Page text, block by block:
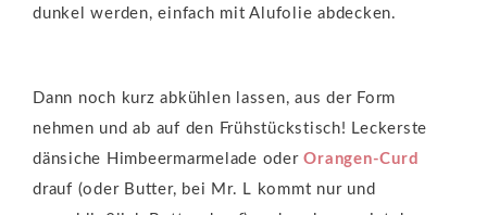
dunkel werden, einfach mit Alufolie abdecken.
Dann noch kurz abkühlen lassen, aus der Form
nehmen und ab auf den Frühstückstisch! Leckerste
dänsiche Himbeermarmelade oderOrangen-Curd
drauf (oder Butter, bei Mr. L kommt nur und